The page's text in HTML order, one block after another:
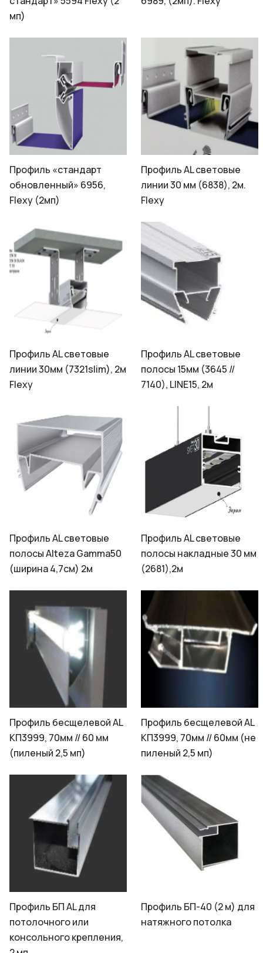
мп)
Профиль «стандарт
обновленный» 6956,
Flexy (2мп)
Профиль AL световые
линии 30 мм (6838), 2м.
Flexy
Профиль AL световые
линии 30мм (7321slim), 2м
Flexy
Профиль AL световые
полосы 15мм (3645 //
7140), LINE15, 2м
Профиль AL световые
полосы Alteza Gamma50
(ширина 4,7cм) 2м
Профиль AL световые
полосы накладные 30 мм
(2681),2м
Профиль бесщелевой AL
КП3999, 70мм // 60 мм
(пиленый 2,5 мп)
Профиль бесщелевой AL
КП3999, 70мм // 60мм (не
пиленый 2,5 мп)
Профиль БП AL для
потолочного или
консольного крепления,
Профиль БП-40 (2 м) для
натяжного потолка